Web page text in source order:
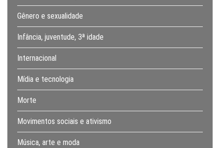
Gênero e sexualidade
Infância, juventude, 3ª idade
Internacional
Mídia e tecnologia
Morte
Movimentos sociais e ativismo
Música, arte e moda